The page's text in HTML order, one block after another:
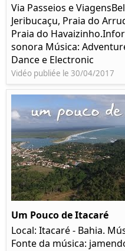
Via Passeios e
Jeribucaçu, Praia do
Praia do
sonora Música:
Dance e Electronic
Vidéo publiée le 30/04/2017
Um Pouco de Itacaré
Local: Itacaré - Bahia.
Fonte da música: